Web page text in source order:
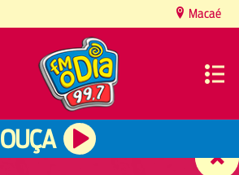
Macaé
OUÇA